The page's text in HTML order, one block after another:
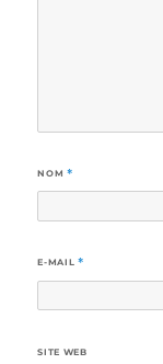
NOM *
E-MAIL *
SITE WEB